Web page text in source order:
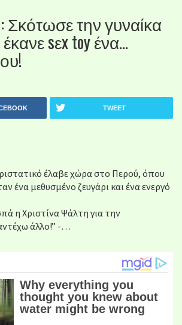
Σκότωσε την γυναίκα
sεx toy ένα…
TWEET
έλαβε χώρα στο Περού, όπου
ένα μεθυσμένο ζευγάρι και ένα ενεργό
η Χριστίνα Ψάλτη για την
άλλο!” -…